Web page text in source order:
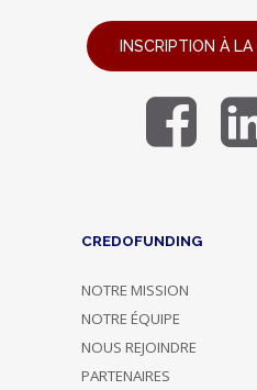
INSCRIPTION À
CREDOFUNDING
NOTRE MISSION
NOTRE ÉQUIPE
NOUS REJOINDRE
PARTENAIRES